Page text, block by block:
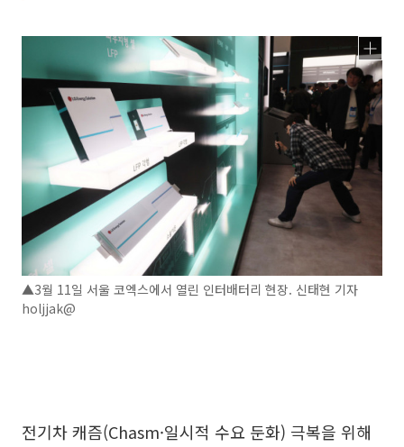
▲3월 11일 서울 코엑스에서 열린 인터배터리 현장. 신태현 기자
holjjak@
전기차 캐즘(Chasm·일시적 수요 둔화) 극복을 위해